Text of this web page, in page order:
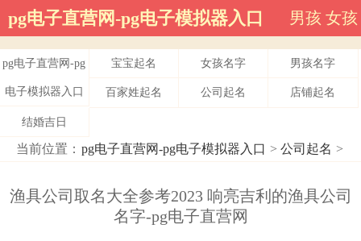
pg电子直营网-pg电子模拟器入口 男孩 女孩
pg电子直营网-pg
电子模拟器入口
宝宝起名 女孩名字 男孩名字
百家姓起名 公司起名 店铺起名
结婚吉日
当前位置： pg电子直营网-pg电子模拟器入口 > 公司起名 >
渔具公司取名大全参考2023 响亮吉利的渔具公司
名字-pg电子直营网